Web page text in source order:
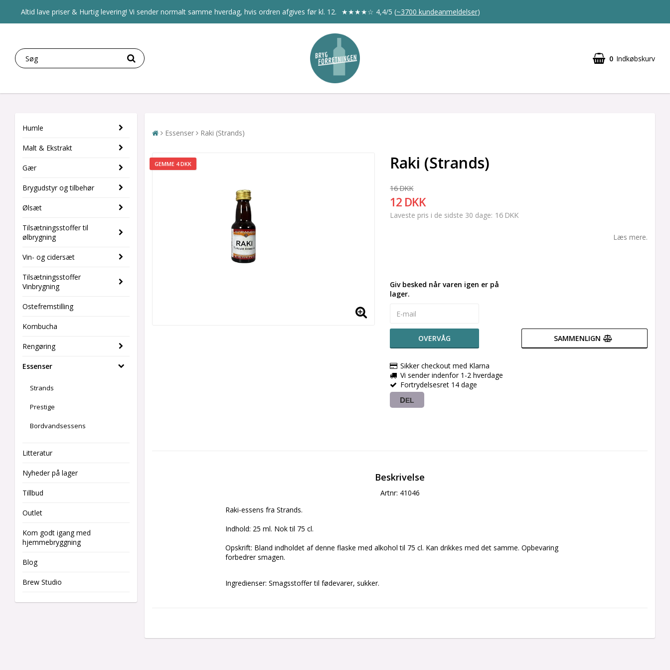
Altid lave priser & Hurtig levering! Vi sender normalt samme hverdag, hvis ordren afgives før kl. 12. ★★★★☆ 4,4/5 (~3700 kundeanmeldelser)
0 Indkøbskurv
Humle
Malt & Ekstrakt
Gær
Brygudstyr og tilbehør
Ølsæt
Tilsætningsstoffer til
ølbrygning
Vin- og cidersæt
Tilsætningsstoffer
Vinbrygning
Ostefremstilling
Kombucha
Rengøring
Essenser
Strands
Prestige
Bordvandsessens
Litteratur
Nyheder på lager
Tillbud
Outlet
Kom godt igang med
hjemmebryggning
Blog
Brew Studio
Essenser Raki (Strands)
GEMME 4 DKK Raki (Strands)
16 DKK
12 DKK
Laveste pris i de sidste 30 dage 16 DKK
Læs mere.
Giv besked når varen igen er på
lager.
OVERVÅG SAMMENLIGN
Sikker checkout med Klarna
Vi sender indenfor 1-2 hverdage
Fortrydelsesret 14 dage
DEL
Beskrivelse
Artnr: 41046
Raki-essens fra Strands.
Indhold: 25 ml. Nok til 75 cl.
Opskrift: Bland indholdet af denne flaske med alkohol til 75 cl. Kan drikkes med det samme. Opbevaring
forbedrer smagen.
Ingredienser: Smagsstoffer til fødevarer, sukker.